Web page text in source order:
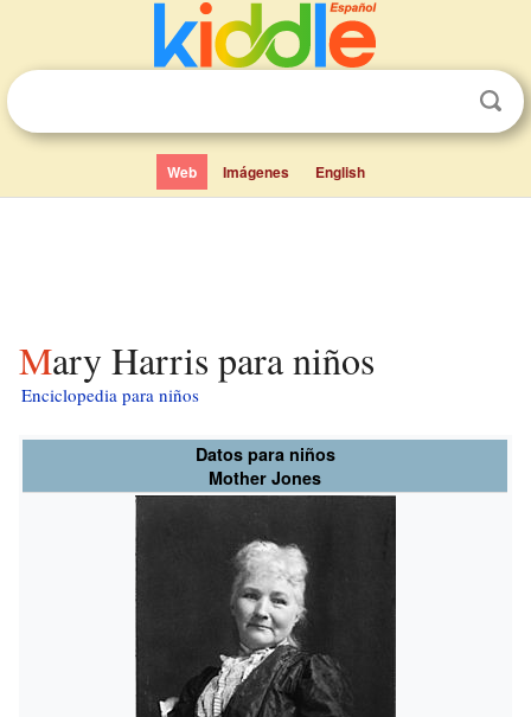
Web Imágenes English
Mary Harris para niños
Enciclopedia para niños
Datos para niños
Mother Jones